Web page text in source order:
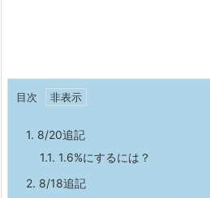
目次
1. 8/20追記
1.1. 1.6%にするには？
2. 8/18追記